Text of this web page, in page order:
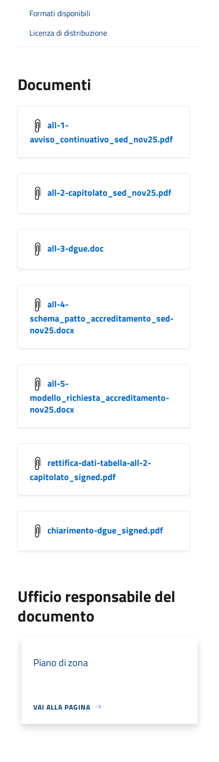
Formati disponibili
Licenza di distribuzione
Documenti
all-1-
avviso_continuativo_sed_nov25.pdf
all-2-capitolato_sed_nov25.pdf
all-3-dgue.doc
all-4-
schema_patto_accreditamento_sed-
nov25.docx
all-5-
modello_richiesta_accreditamento-
nov25.docx
rettifica-dati-tabella-all-2-
capitolato_signed.pdf
chiarimento-dgue_signed.pdf
Ufficio responsabile del
documento
Piano di zona
VAI ALLA PAGINA